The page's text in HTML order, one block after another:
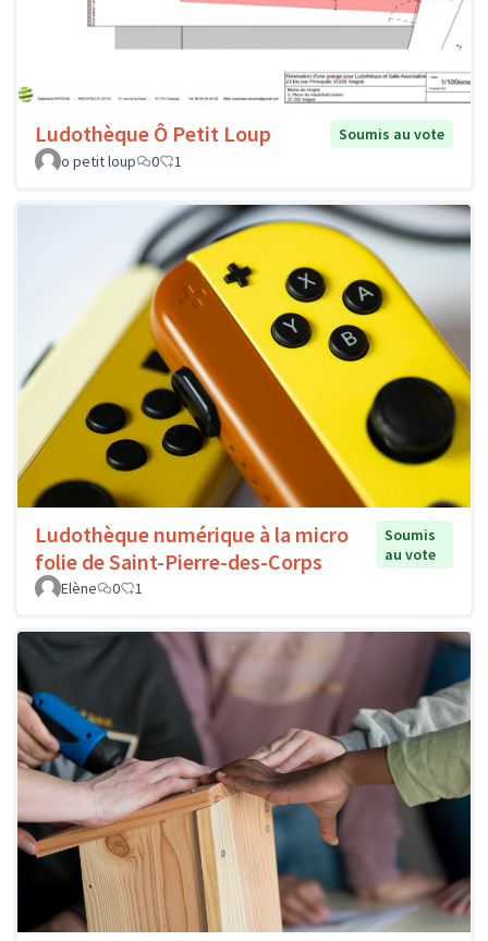
Ludothèque Ô Petit Loup
Soumis au vote
o petit loup
0 1
Ludothèque numérique à la micro
folie de Saint-Pierre-des-Corps
Soumis
au vote
Elène
0 1